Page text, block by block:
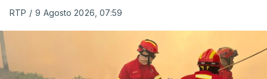
RTP / 9 Agosto 2026, 07:59